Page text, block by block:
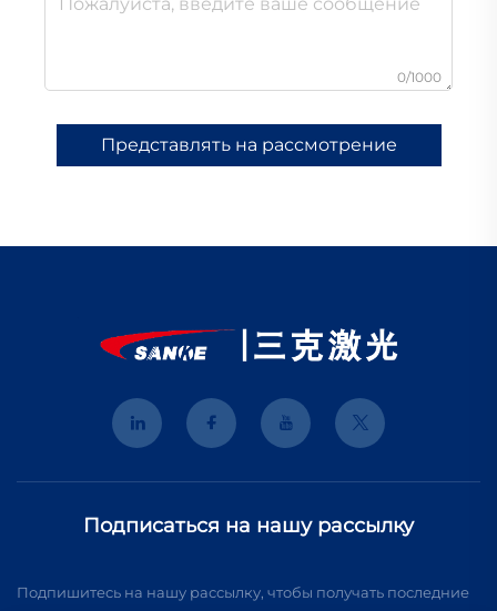
0/1000
Представлять на рассмотрение
Подписаться на нашу рассылку
Подпишитесь на нашу рассылку, чтобы получать последние